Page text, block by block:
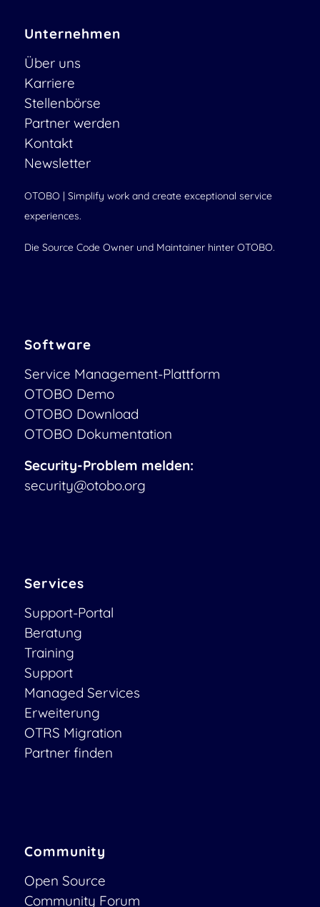
Unternehmen
Über uns
Karriere
Stellenbörse
Partner werden
Kontakt
Newsletter
OTOBO | Simplify work and create exceptional service
experiences.
Die Source Code Owner und Maintainer hinter OTOBO.
Software
Service Management-Plattform
OTOBO Demo
OTOBO Download
OTOBO Dokumentation
Security-Problem melden:
security@otobo.org
Services
Support-Portal
Beratung
Training
Support
Managed Services
Erweiterung
OTRS Migration
Partner finden
Community
Open Source
Community Forum